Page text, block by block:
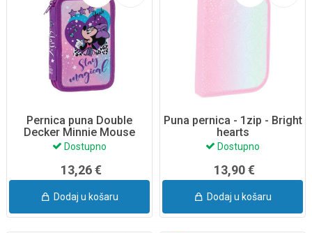
Pernica puna Double
Decker Minnie Mouse
Dostupno
13,26 €
Dodaj u košaru
Puna pernica - 1zip - Bright
hearts
Dostupno
13,90 €
Dodaj u košaru